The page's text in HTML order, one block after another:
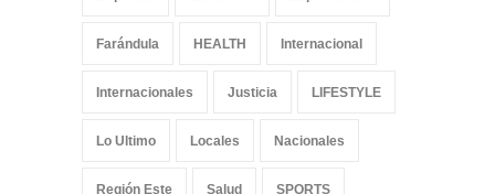
Farándula HEALTH Internacional
Internacionales Justicia LIFESTYLE
Lo Ultimo Locales Nacionales
Región Este Salud SPORTS